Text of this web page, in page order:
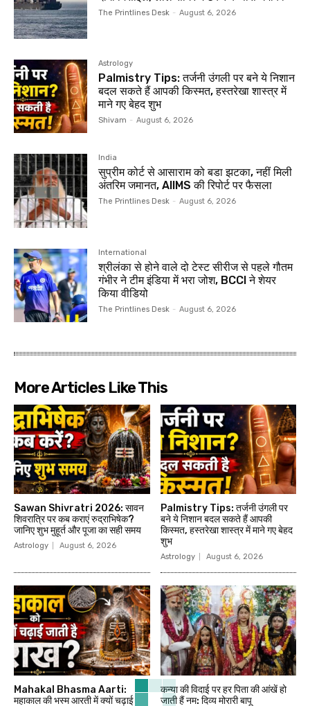
The Printlines Desk - August 6, 2026
Astrology
Palmistry Tips: तर्जनी उंगली पर बने ये निशान
बदल सकते हैं आपकी किस्मत, हस्तरेखा शास्त्र में
माने गए बेहद शुभ
Shivam - August 6, 2026
India
सुप्रीम कोर्ट से आसाराम को बडा झटका, नहीं मिली
अंतरिम जमानत, AIIMS की रिपोर्ट पर फैसला
The Printlines Desk - August 6, 2026
International
श्रीलंका से होने वाले दो टेस्ट सीरीज से पहले गौतम
गंभीर ने टीम इंडिया में भरा जोश, BCCI ने शेयर
किया वीडियो
The Printlines Desk - August 6, 2026
More Articles Like This
Sawan Shivratri 2026: सावन
शिवरात्रि पर कब कराएं रुद्राभिषेक?
जानिए शुभ मुहूर्त और पूजा का सही समय
Astrology August 6, 2026
Palmistry Tips: तर्जनी उंगली पर
बने ये निशान बदल सकते हैं आपकी
किस्मत, हस्तरेखा शास्त्र में माने गए बेहद
शुभ
Astrology August 6, 2026
Mahakal Bhasma Aarti:
महाकाल की भस्म आरती में क्यों चढ़ाई
कन्या की विदाई पर हर पिता की आंखें हो
जाती हैं नम: दिव्य मोरारी बापू